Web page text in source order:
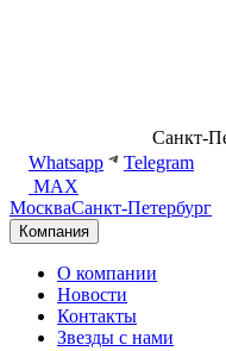
Санкт-
Whatsapp
Telegram
MAX
МоскваСанкт-Петербург
Компания
О компании
Новости
Контакты
Звезды с нами